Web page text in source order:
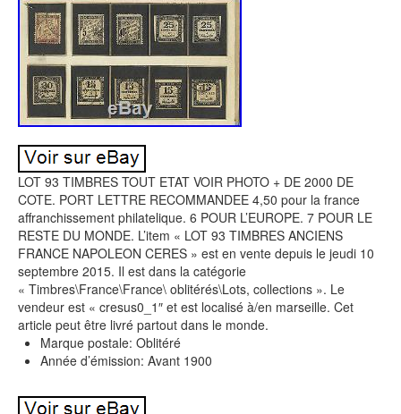
LOT 93 TIMBRES TOUT ETAT VOIR PHOTO + DE 2000 DE
COTE. PORT LETTRE RECOMMANDEE 4,50 pour la france
affranchissement philatelique. 6 POUR L’EUROPE. 7 POUR LE
RESTE DU MONDE. L’item « LOT 93 TIMBRES ANCIENS
FRANCE NAPOLEON CERES » est en vente depuis le jeudi 10
septembre 2015. Il est dans la catégorie
« Timbres\France\France\ oblitérés\Lots, collections ». Le
vendeur est « cresus0_1″ et est localisé à/en marseille. Cet
article peut être livré partout dans le monde.
Marque postale: Oblitéré
Année d’émission: Avant 1900